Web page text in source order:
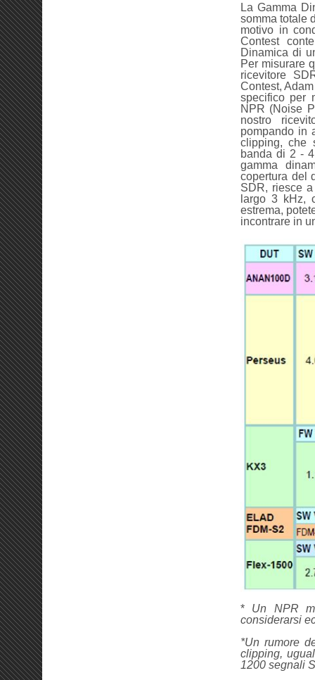
La Gamma
somma totale
motivo in
Contest
Dinamica di
Per misurare
ricevitore
Contest,
specifico per
NPR (Noise
nostro
pompando in
clipping, che
banda di 2 -
gamma
copertura del
SDR, riesce
largo 3 kHz,
estrema,
incontrare in
* Un NPR
considerarsi
*Unrumore
clipping,
1200 segnali